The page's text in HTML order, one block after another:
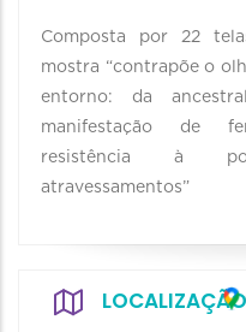
Composta por 22
mostra “contrapõe o
entorno: da
manifestação de
resistência à
atravessamentos”
LOCALIZAÇÃO